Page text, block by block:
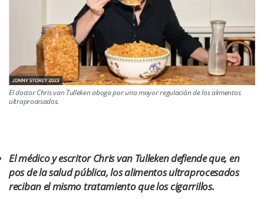
El doctor Chris van Tulleken aboga por una mayor regulación de los alimentos
ultraprocesados.
El médico y escritor Chris van Tulleken defiende que, en
pos de la salud pública, los alimentos ultraprocesados
reciban el mismo tratamiento que los cigarrillos.